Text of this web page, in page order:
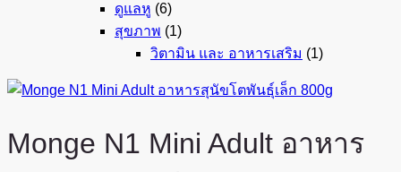
ดูแลหู (6)
สุขภาพ (1)
วิตามิน และ อาหารเสริม (1)
Monge N1 Mini Adult อาหาร